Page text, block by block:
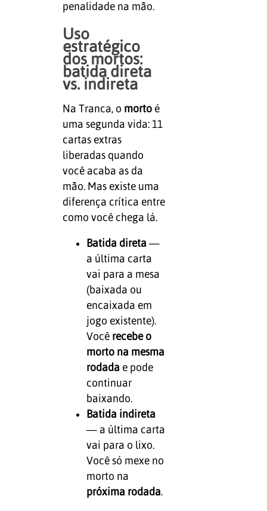
penalidade na mão.
Uso
estratégico
dos mortos:
batida direta
vs. indireta
Na Tranca, o mortoé
uma segunda vida: 11
cartas extras
liberadas quando
você acaba as da
mão. Mas existe uma
diferença crítica entre
como você chega lá.
Batida direta —
a última carta
vai para a mesa
(baixada ou
encaixada em
jogo existente).
Você recebe o
morto na mesma
rodada e pode
continuar
baixando.
Batida indireta
— a última carta
vai para o lixo.
Você só mexe no
morto na
próxima rodada.